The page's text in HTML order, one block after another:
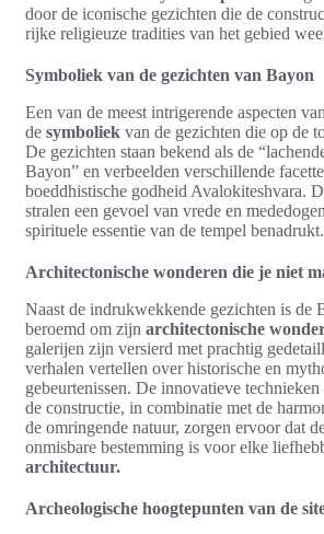
door de iconische gezichten die de
rijke religieuze tradities van het gebied
Symboliek van de gezichten van Bayon
Een van de meest intrigerende aspecten
de symboliek van de gezichten die op de
De gezichten staan bekend als de
Bayon” en verbeelden verschillende
boeddhistische godheid Avalokiteshvara.
stralen een gevoel van vrede en
spirituele essentie van de tempel benadrukt.
Architectonische wonderen die je niet
Naast de indrukwekkende gezichten is de
beroemd om zijn architectonische
galerijen zijn versierd met prachtig
verhalen vertellen over historische en
gebeurtenissen. De innovatieve
de constructie, in combinatie met de
de omringende natuur, zorgen ervoor dat
onmisbare bestemming is voor elke
architectuur.
Archeologische hoogtepunten van de